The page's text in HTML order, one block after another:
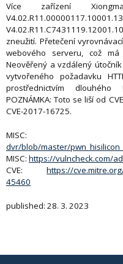
Více zařízení
zneužití. Přetečení
webového serveru, což
Neověřený a vzdálený
vytvořeného požadavku
prostřednictvím
POZNÁMKA: Toto se liší od
CVE-2017-16725.
MISC:
dvr/blob/master/
MISC: https://vulncheck.com/
CVE: https://
45460
published: 28. 3. 2023